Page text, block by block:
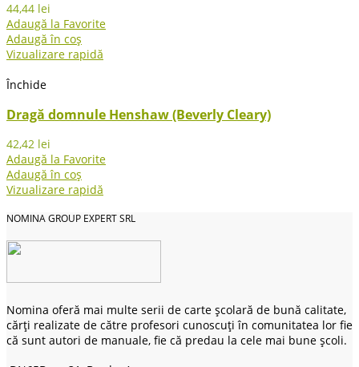
44,44 lei
Adaugă la Favorite
Adaugă în coș
Vizualizare rapidă
Închide
Dragă domnule Henshaw (Beverly Cleary)
42,42 lei
Adaugă la Favorite
Adaugă în coș
Vizualizare rapidă
NOMINA GROUP EXPERT SRL
Nomina oferă mai multe serii de carte școlară de bună calitate,
cărți realizate de către profesori cunoscuți în comunitatea lor fie
că sunt autori de manuale, fie că predau la cele mai bune școli.